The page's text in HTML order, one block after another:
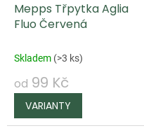
Mepps Třpytka Aglia
Fluo Červená
Skladem (>3 ks)
od 99 Kč